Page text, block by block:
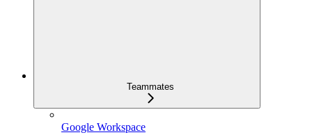
Teammates
Google Workspace